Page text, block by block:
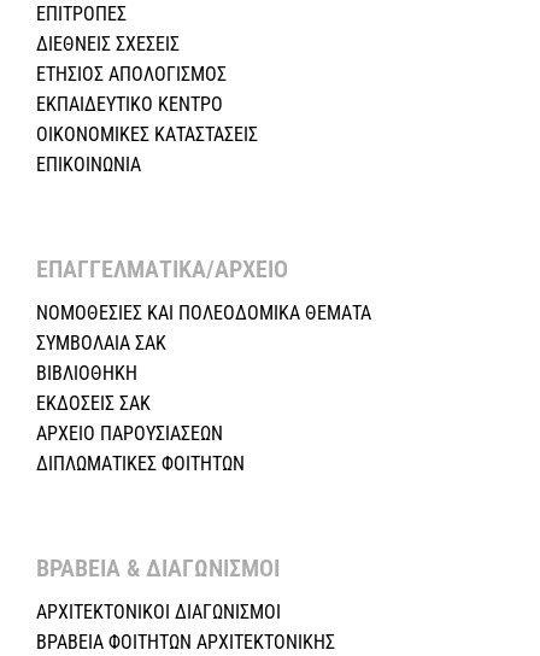
ΕΠΙΤΡΟΠΕΣ
ΔΙΕΘΝΕΙΣ ΣΧΕΣEIΣ
ΕΤΗΣΙΟΣ ΑΠΟΛΟΓΙΣΜΟΣ
ΕΚΠΑΙΔΕΥΤΙΚΟ ΚΕΝΤΡΟ
ΟΙΚΟΝΟΜΙΚΕΣ ΚΑΤΑΣΤΑΣΕΙΣ
ΕΠΙΚΟΙΝΩΝΙΑ
ΕΠΑΓΓΕΛΜΑΤΙΚΑ/ΑΡΧΕΙΟ ​
ΝΟΜΟΘΕΣΙΕΣ KAI ΠΟΛΕΟΔΟΜΙΚΑ ΘΕΜΑΤΑ
ΣΥΜΒΟΛΑΙΑ ΣΑΚ
ΒΙΒΛΙΟΘΗΚΗ
ΕΚΔΟΣΕΙΣ ΣΑΚ
ΑΡΧΕΙΟ ΠΑΡΟΥΣΙΑΣΕΩΝ
ΔΙΠΛΩΜΑΤΙΚΕΣ ΦΟΙΤΗΤΩΝ
ΒΡΑΒΕΙΑ & ΔΙΑΓΩΝΙΣΜΟΙ ​
ΑΡΧΙΤΕΚΤΟΝΙΚΟΙ ΔΙΑΓΩΝΙΣΜΟΙ
ΒΡΑΒΕΙΑ ΦΟΙΤΗΤΩΝ ΑΡΧΙΤΕΚΤΟΝΙΚΗΣ